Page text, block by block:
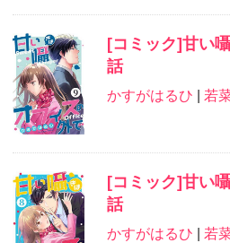
[コミック]甘い
話
かすがはるひ 若
[コミック]甘い
話
かすがはるひ 若